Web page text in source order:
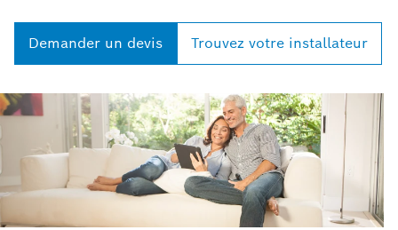
Demander un devis Trouvez votre installateur